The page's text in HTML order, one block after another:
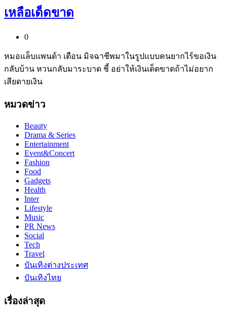
เหลือเด็ดขาด
0
หมอแล็บแพนด้า เตือน มิจฉาชีพมาในรูปแบบคนยากไร้ขอเงิน
กลับบ้าน หวนกลับมาระบาด ชี้ อย่าให้เงินเด็ดขาดถ้าไม่อยาก
เสียดายเงิน
หมวดข่าว
Beauty
Drama & Series
Entertainment
Event&Concert
Fashion
Food
Gadgets
Health
Inter
Lifestyle
Music
PR News
Social
Tech
Travel
บันเทิงต่างประเทศ
บันเทิงไทย
เรื่องล่าสุด